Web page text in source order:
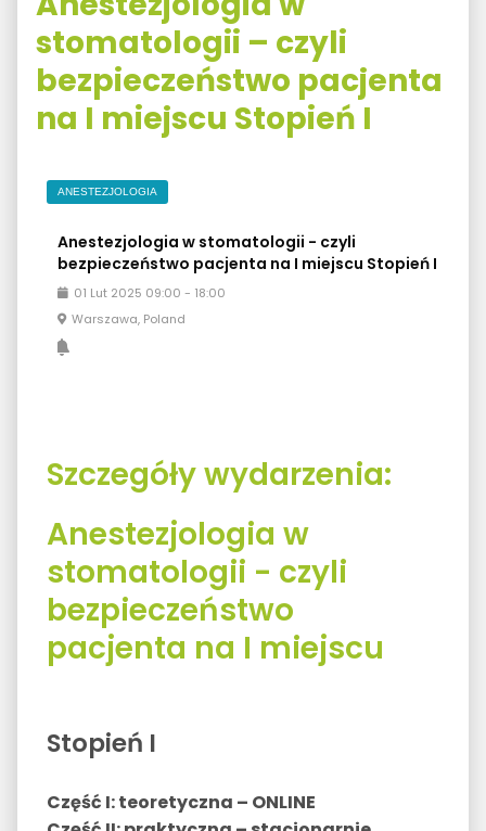
stomatologii – czyli
bezpieczeństwo pacjenta
na I miejscu Stopień I
ANESTEZJOLOGIA
Anestezjologia w stomatologii - czyli
bezpieczeństwo pacjenta na I miejscu Stopień I
01 Lut 2025 09:00 - 18:00
Warszawa, Poland
Szczegóły wydarzenia:
Anestezjologia w
stomatologii - czyli
bezpieczeństwo
pacjenta na I miejscu
Stopień I
Część I: teoretyczna – ONLINE